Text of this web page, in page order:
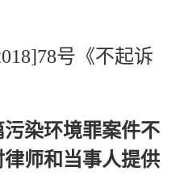
号《不起诉
污染环境罪案件不
师和当事人提供